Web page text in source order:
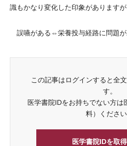
識もかなり変化した印象がありますが
誤嚥がある⇔栄養投与経路に問題が
この記事はログインすると全
す。
医学書院IDをお持ちでない方は
料）ください
医学書院IDを取